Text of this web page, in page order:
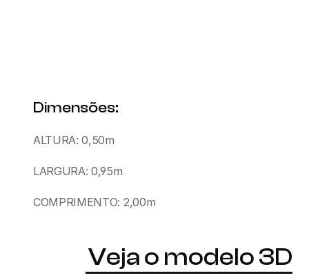
Dimensões:
ALTURA: 0,50m
LARGURA: 0,95m
COMPRIMENTO: 2,00m
Veja o modelo 3D